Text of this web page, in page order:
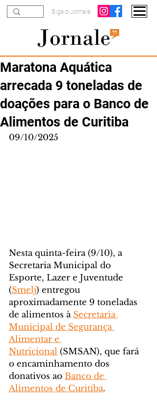
Siga o Jornale
Maratona Aquática
arrecada 9 toneladas de
doações para o Banco de
Alimentos de Curitiba
09/10/2025
Nesta quinta-feira (9/10), a
Secretaria Municipal do
Esporte, Lazer e Juventude
(Smelj) entregou
aproximadamente 9 toneladas
de alimentos à Secretaria
Municipal de Segurança
Alimentar e
Nutricional (SMSAN), que fará
o encaminhamento dos
donativos ao Banco de
Alimentos de Curitiba.